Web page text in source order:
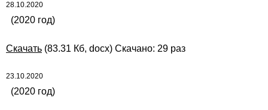
28.10.2020
(2020 год)
Скачать (83.31 Кб, docx) Скачано: 29 раз
23.10.2020
(2020 год)